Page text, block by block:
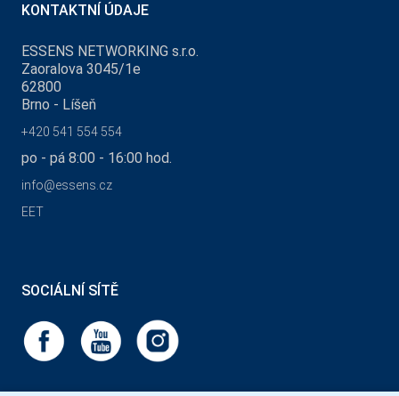
KONTAKTNÍ ÚDAJE
ESSENS NETWORKING s.r.o.
Zaoralova 3045/1e
62800
Brno - Líšeň
+420 541 554 554
po - pá 8:00 - 16:00 hod.
info@essens.cz
EET
SOCIÁLNÍ SÍTĚ